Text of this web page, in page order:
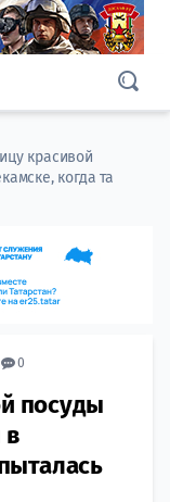
красивой
когда та
0
посуды
в